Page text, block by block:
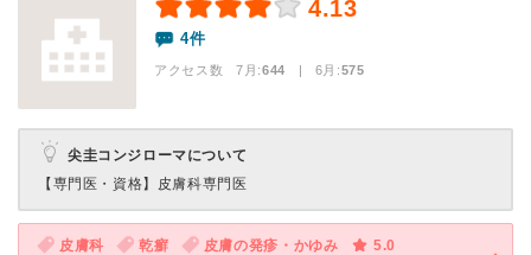
4.13
4件
アクセス数 7月:644 | 6月:575
尖圭コンジローマについて
【専門医・資格】 皮膚科専門医
皮膚科 乾癬 皮膚の発疹・かゆみ
5.0